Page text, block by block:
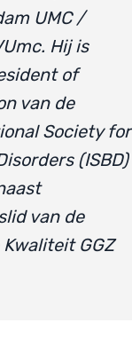
UMC /
Hij is
of
van de
Society for
(ISBD)
van de
GGZ